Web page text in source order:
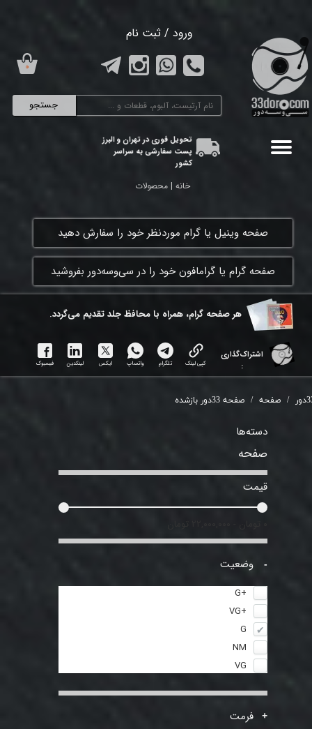
جستجو
ورود / ثبت نام
تغییر گذر واژه
سفارشات
تحویل فوری در تهران و البرز
پست سفارشی به سراسر
کشور
۰
خانه | محصولات
​صفحه وینیل یا گرام موردنظر خود را سفارش دهید
​صفحه گرام یا گرامافون خود را در سی‌وسه‌دور بفروشید
هر ​صفحه گرام، همراه با محافظ جلد تقدیم می‌گردد.
اشتراک‌گذاری
:
کپی لینک تلگرام واتساپ ایکس لینکدین فیسبوک
صفحه صفحه 33دور بازشده
دسته‌ها
صفحه
قیمت
وضعیت
+G
+VG
G
NM
VG
فرمت